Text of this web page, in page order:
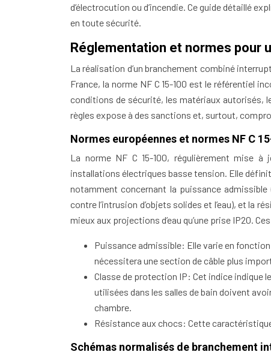
d’électrocution ou d’incendie. Ce guide détaillé
en toute sécurité.
Réglementation et normes pour
La réalisation d’un branchement combiné
France, la norme NF C 15-100 est le référentiel
conditions de sécurité, les matériaux autorisés,
règles expose à des sanctions et, surtout,
Normes européennes et normes NF C
La norme NF C 15-100, régulièrement mise à
installations électriques basse tension. Elle
notamment concernant la puissance
contre l’intrusion d’objets solides et l’eau), et la
mieux aux projections d’eau qu’une prise IP20.
Puissance admissible: Elle varie en
nécessitera une section de câble plus
Classe de protection IP: Cet indice indique
utilisées dans les salles de bain doivent
chambre.
Résistance aux chocs: Cette
Schémas normalisés de branchement